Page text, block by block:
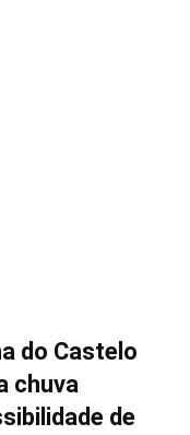
do Castelo
chuva
de